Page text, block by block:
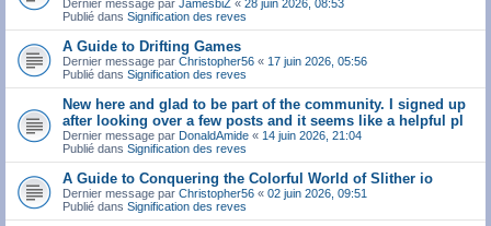
Dernier message par JamesbiZ « 28 juin 2026, 08:53
Publié dans Signification des reves
A Guide to Drifting Games
Dernier message par Christopher56 « 17 juin 2026, 05:56
Publié dans Signification des reves
New here and glad to be part of the community. I signed up
after looking over a few posts and it seems like a helpful pl
Dernier message par DonaldAmide « 14 juin 2026, 21:04
Publié dans Signification des reves
A Guide to Conquering the Colorful World of Slither io
Dernier message par Christopher56 « 02 juin 2026, 09:51
Publié dans Signification des reves